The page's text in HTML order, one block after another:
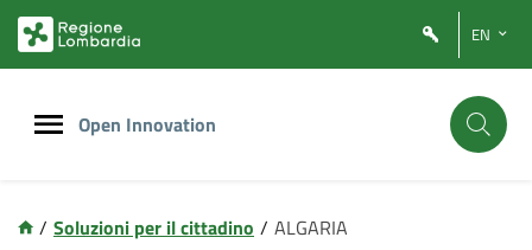
contenuto
footer
EN
Open Innovation
/ Soluzioni per il cittadino / ALGARIA